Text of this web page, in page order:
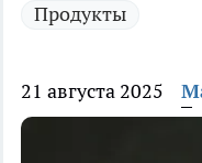
Продукты
21 августа 2025